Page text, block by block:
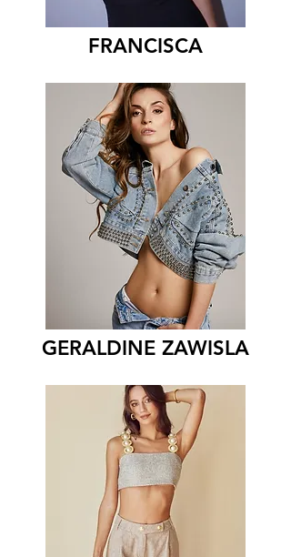
FRANCISCA
GERALDINE ZAWISLA